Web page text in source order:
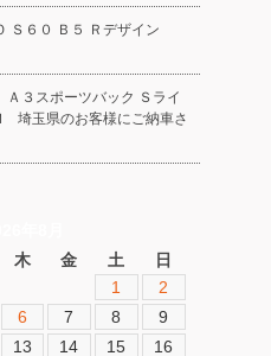
Ｓ６０ Ｂ５ Ｒデザイン
３スポーツバック Ｓライ
埼玉県のお客様にご納車さ
木 金 土
日
1
2
6 7 8
9
13 14 15 16